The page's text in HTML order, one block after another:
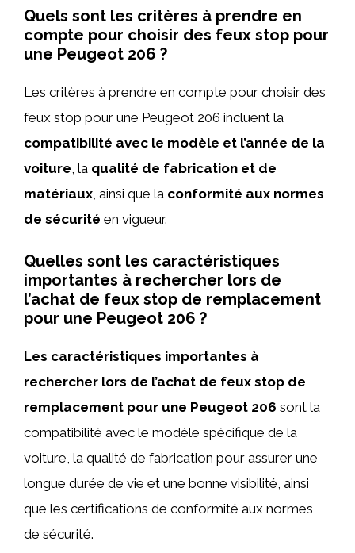
Quels sont les critères à prendre en
compte pour choisir des feux stop pour
une Peugeot 206 ?
Les critères à prendre en compte pour choisir des
feux stop pour une Peugeot 206 incluent la
compatibilité avec le modèle et l’année de la
voiture , la qualité de fabrication et de
matériaux , ainsi que la conformité aux normes
de sécurité en vigueur.
Quelles sont les caractéristiques
importantes à rechercher lors de
l’achat de feux stop de remplacement
pour une Peugeot 206 ?
Les caractéristiques importantes à
rechercher lors de l’achat de feux stop de
remplacement pour une Peugeot 206 sont la
compatibilité avec le modèle spécifique de la
voiture, la qualité de fabrication pour assurer une
longue durée de vie et une bonne visibilité, ainsi
que les certifications de conformité aux normes
de sécurité.